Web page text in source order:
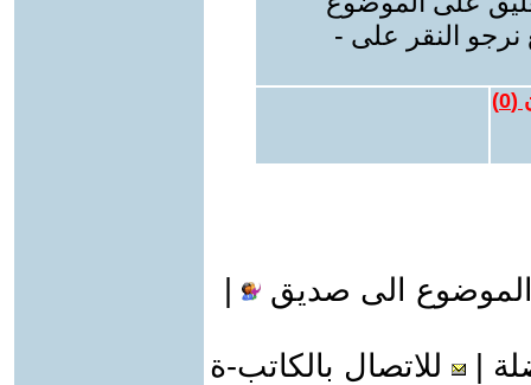
نرجو النقر على -
(
0
)
الى صديق
للاتصال بالكاتب-ة